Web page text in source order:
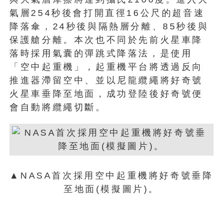
氣層254秒後會打開直徑16公尺的超音速
降落傘，24秒後與隔熱層分離、85秒後與
保護艙分離。本次也不同於先前火星車降
落時採用氣囊的彈跳式降落法，是使用
「空中起重機」，起重機平台將透過反向
推進器滯留空中、並以尼龍纜繩將好奇號
火星車垂降至地面，成功登陸後好奇號便
會自動將纜繩切斷。
▲NASA首次採用空中起重機將好奇號垂降
至地面(模擬圖片)。